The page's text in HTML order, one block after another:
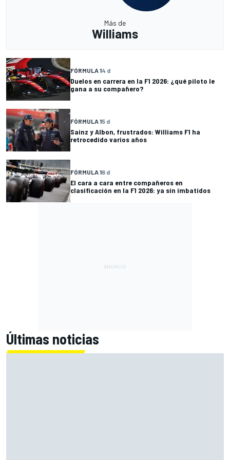
Más de
Williams
FÓRMULA 14 d
Duelos en carrera en la F1 2026: ¿qué piloto le
gana a su compañero?
FÓRMULA 15 d
Sainz y Albon, frustrados: Williams F1 ha
retrocedido varios años
FÓRMULA 16 d
El cara a cara entre compañeros en
clasificación en la F1 2026: ya sin imbatidos
Últimas noticias